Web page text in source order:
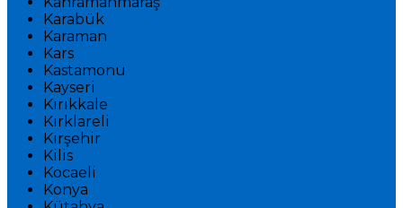
Karabük
Karaman
Kars
Kastamonu
Kayseri
Kırıkkale
Kırklareli
Kırşehir
Kilis
Kocaeli
Konya